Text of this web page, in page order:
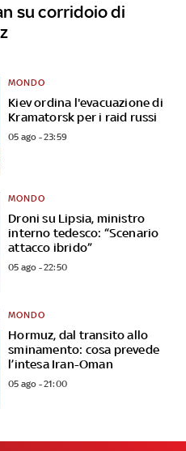
su corridoio di
Kiev ordina l'evacuazione di
Kramatorsk per i raid russi
MONDO
05 ago - 23:59
Droni su Lipsia, ministro
interno tedesco: “Scenario
attacco ibrido”
MONDO
05 ago - 22:50
Hormuz, dal transito allo
sminamento: cosa prevede
l’intesa Iran-Oman
MONDO
05 ago - 21:00